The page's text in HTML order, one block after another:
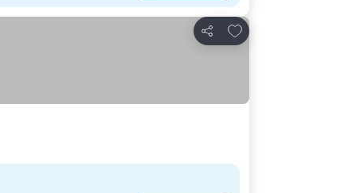
Partilhar
Adicionar aos favoritos